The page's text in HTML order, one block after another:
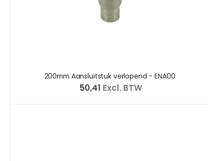
200mm Aansluitstuk verlopend - ENA00
€ 50,41 Excl. BTW